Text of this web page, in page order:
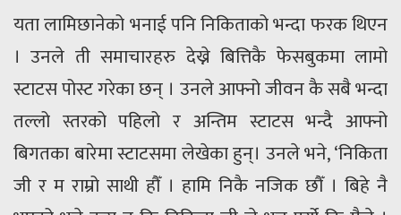
यता लामिछानेको भनाई पनि निकिताको भन्दा फरक थिएन
। उनले ती समाचारहरु देख्ने बित्तिकै फेसबुकमा लामो
स्टाटस पोस्ट गरेका छन् । उनले आफ्नो जीवन कै सबै भन्दा
तल्लो स्तरको पहिलो र अन्तिम स्टाटस भन्दै आफ्नो
बिगतका बारेमा स्टाटसमा लेखेका हुन्। उनले भने, ‘निकिता
जी र म राम्रो साथी हौँ । हामि निकै नजिक छौँ । बिहे नै